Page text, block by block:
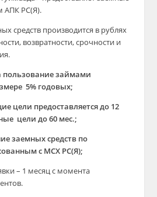
АПК РС(Я).
средств производится в рублях
возвратности, срочности и
пользование займами
5% годовых;
цели предоставляется до 12
цели до 60 мес.;
заемных средств по
с МСХ РС(Я);
– 1 месяц с момента